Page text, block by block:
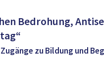
Bedrohung,
zu Bildung und